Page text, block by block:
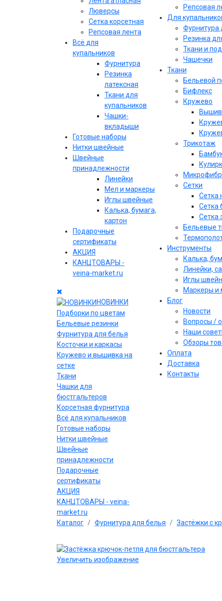
Люверсы
Сетка корсетная
Репсовая лента
Всё для
купальников
Фурнитура
Резинка
латексная
Ткани для
купальников
Чашки-
вкладыши
Готовые наборы
Нитки швейные
Швейные
принадлежности
Линейки
Мел и маркеры
Иглы швейные
Калька, бумага,
картон
Подарочные
сертификаты
АКЦИЯ
КАНЦТОВАРЫ -
veina-market.ru
НОВИНКИ
Подборки по цветам
Бельевые резинки
Фурнитура для белья
Косточки и каркасы
Кружево и вышивка на
сетке
Ткани
Чашки для
бюстгальтеров
Корсетная фурнитура
Всё для купальников
Готовые наборы
Нитки швейные
Швейные
принадлежности
Подарочные
сертификаты
АКЦИЯ
КАНЦТОВАРЫ - veina-
market.ru
Репсовая
Для
Фурнитура
Резинка
Ткани и
Чашечки
Ткани
Бельевой
Бифлекс
Кружево
Трикотаж
Сетки
Сетка
Сетка
Сетка
Бельевые
Инструменты
Калька,
Линейки,
Иглы
Маркеры и
Блог
Новости
Вопросы /
Наши
Обзоры
Оплата
Доставка
Контакты
Каталог Фурнитура для белья Застёжки с
Увеличить изображение